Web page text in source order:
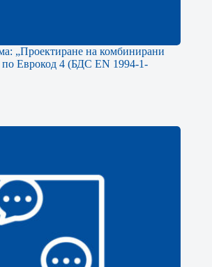
„Проектиране на комбинирани
Еврокод 4 (БДС EN 1994-1-